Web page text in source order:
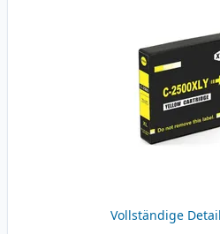
Vollständige